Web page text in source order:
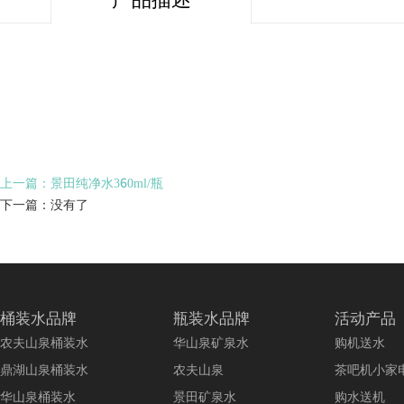
上一篇：景田纯净水360ml/瓶
下一篇：没有了
桶装水品牌
农夫山泉桶装水
鼎湖山泉桶装水
华山泉桶装水
瓶装水品牌
华山泉矿泉水
农夫山泉
景田矿泉水
活动产品
购机送水
茶吧机小家
购水送机